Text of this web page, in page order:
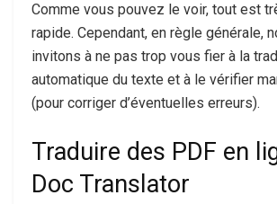
Comme vous pouvez le voir, tout est
rapide. Cependant, en règle générale,
invitons à ne pas trop vous fier à la
automatique du texte et à le vérifier
(pour corriger d’éventuelles erreurs).
Traduire des PDF en
Doc Translator